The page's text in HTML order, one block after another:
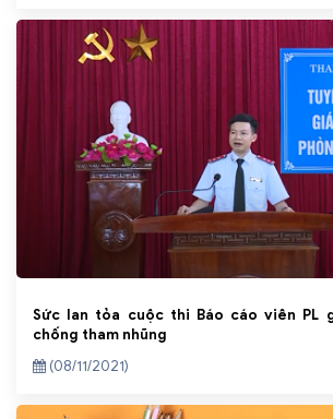
Sức lan tỏa cuộc thi Báo cáo viên PL
chống tham nhũng
(08/11/2021)